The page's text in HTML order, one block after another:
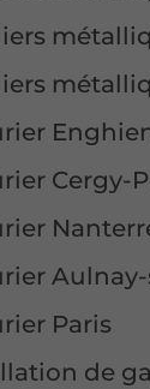
Cergy-
Paris
de